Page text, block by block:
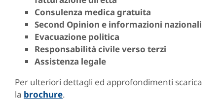
Consulenza medica gratuita
Second Opinion e informazioni nazionali
Evacuazione politica
Responsabilità civile verso terzi
Assistenza legale
Per ulteriori dettagli ed approfondimenti scarica
la brochure.